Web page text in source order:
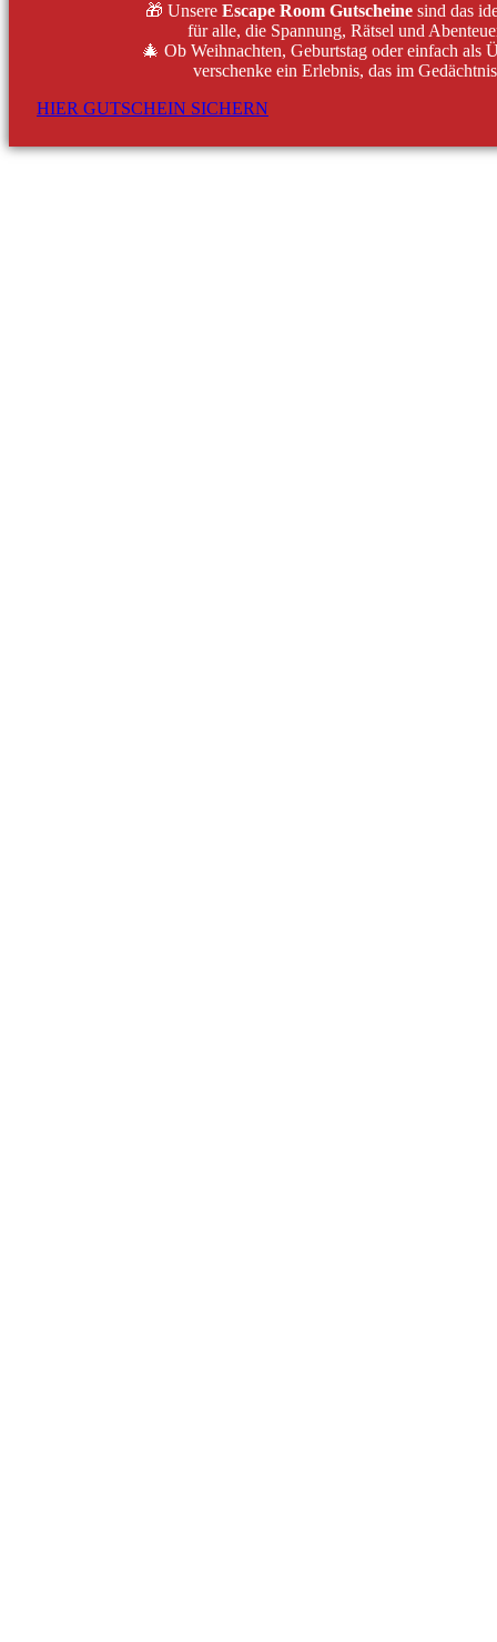
🎁 Unsere Escape Room Gutscheine sind das
für alle, die Spannung, Rätsel und
🎄 Ob Weihnachten, Geburtstag oder einfach als
verschenke ein Erlebnis, das im
HIER GUTSCHEIN SICHERN